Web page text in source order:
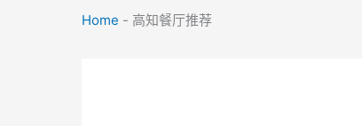
Home - 高知餐厅推荐